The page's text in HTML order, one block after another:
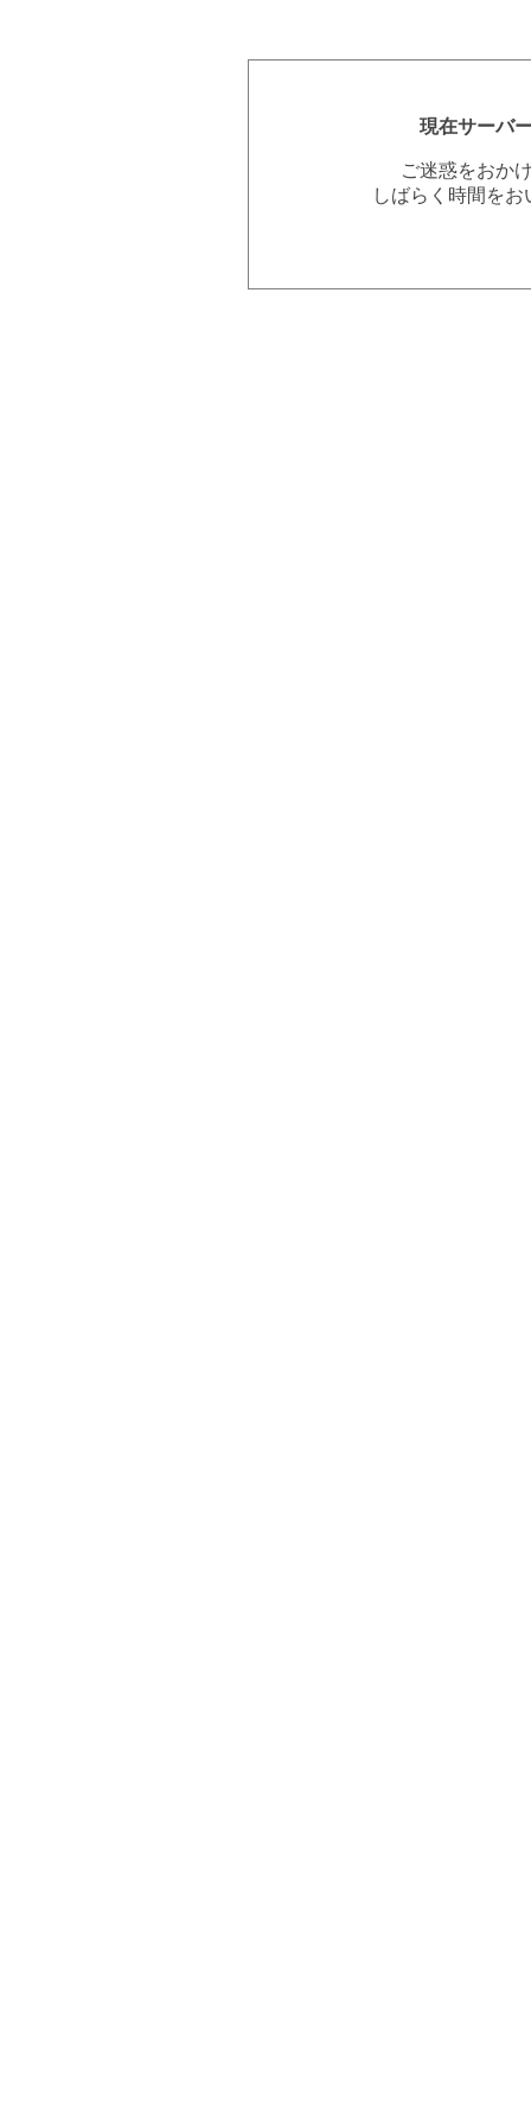
現在サーバ
ご迷惑をおか
しばらく時間を